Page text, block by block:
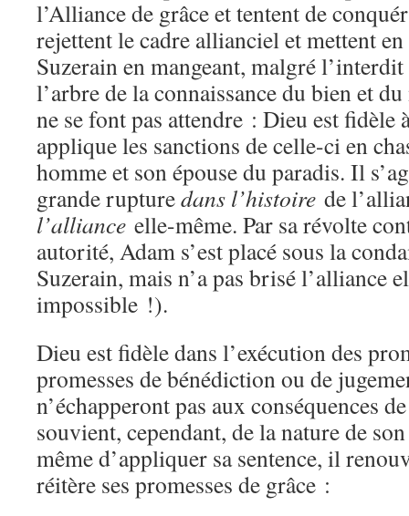
l’Alliance de grâce et tentent de
rejettent le cadre allianciel et mettent
Suzerain en mangeant, malgré
l’arbre de la connaissance du bien et
ne se font pas attendre : Dieu est fidèle
applique les sanctions de celle-ci en
homme et son épouse du paradis. Il
grande rupturedans l’histoire de
l’alliance elle-même. Par sa révolte
autorité, Adam s’est placé sous la
Suzerain, mais n’a pas brisé l’alliance
impossible !).
Dieu est fidèle dans l’exécution des
promesses de bénédiction ou de
n’échapperont pas aux conséquences
souvient, cependant, de la nature de
même d’appliquer sa sentence, il
réitère ses promesses de grâce :